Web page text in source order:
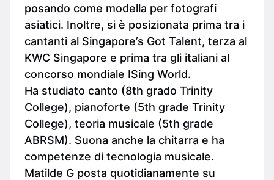
posando come modella per fotografi
asiatici. Inoltre, si è posizionata prima tra i
cantanti al Singapore’s Got Talent, terza al
KWC Singapore e prima tra gli italiani al
concorso mondiale ISing World.
Ha studiato canto (8th grado Trinity
College), pianoforte (5th grade Trinity
College), teoria musicale (5th grade
ABRSM). Suona anche la chitarra e ha
competenze di tecnologia musicale.
Matilde G posta quotidianamente su